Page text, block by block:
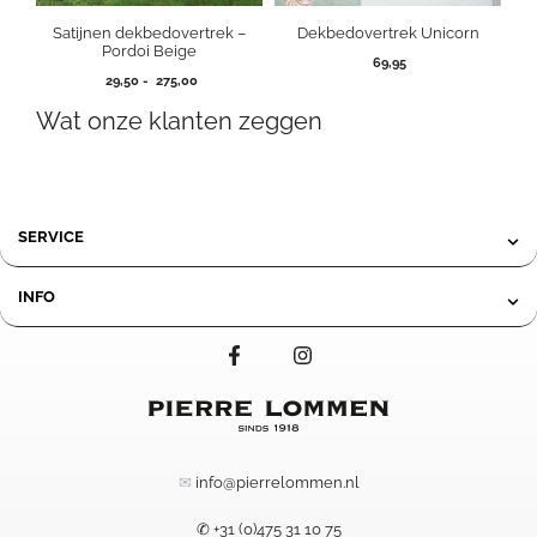
Satijnen dekbedovertrek –
Pordoi Beige
29,50 - 275,00Prijsklasse:
tot
Dekbedovertrek Unicorn
69,95
Wat onze klanten zeggen
SERVICE
INFO
✉ info@pierrelommen.nl
✆ +31 (0)475 31 10 75